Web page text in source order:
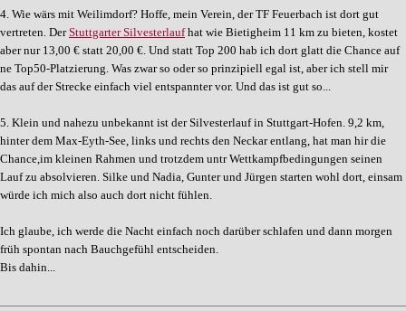
4. Wie wärs mit Weilimdorf? Hoffe, mein Verein, der TF Feuerbach ist dort gut
vertreten. DerStuttgarter Silvesterlaufhat wie Bietigheim 11 km zu bieten, kostet
aber nur 13,00 € statt 20,00 €. Und statt Top 200 hab ich dort glatt die Chance auf
ne Top50-Platzierung. Was zwar so oder so prinzipiell egal ist, aber ich stell mir
das auf der Strecke einfach viel entspannter vor. Und das ist gut so...
5. Klein und nahezu unbekannt ist der Silvesterlauf in Stuttgart-Hofen. 9,2 km,
hinter dem Max-Eyth-See, links und rechts den Neckar entlang, hat man hir die
Chance,im kleinen Rahmen und trotzdem untr Wettkampfbedingungen seinen
Lauf zu absolvieren. Silke und Nadia, Gunter und Jürgen starten wohl dort, einsam
würde ich mich also auch dort nicht fühlen.
Ich glaube, ich werde die Nacht einfach noch darüber schlafen und dann morgen
früh spontan nach Bauchgefühl entscheiden.
Bis dahin...